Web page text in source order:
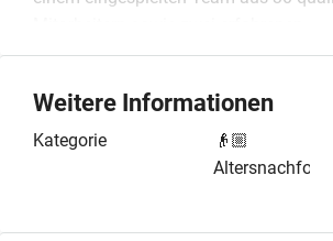
Pflegedienstleitungen erwirtschaftet
Netto-Jahresgewinn von etwa 100.000
Organisation ist durch digitalisierte
strukturierte Abläufe geprägt, was eine
Weitere Informationen
Kategorie
👴🏼
Altersnachfolge